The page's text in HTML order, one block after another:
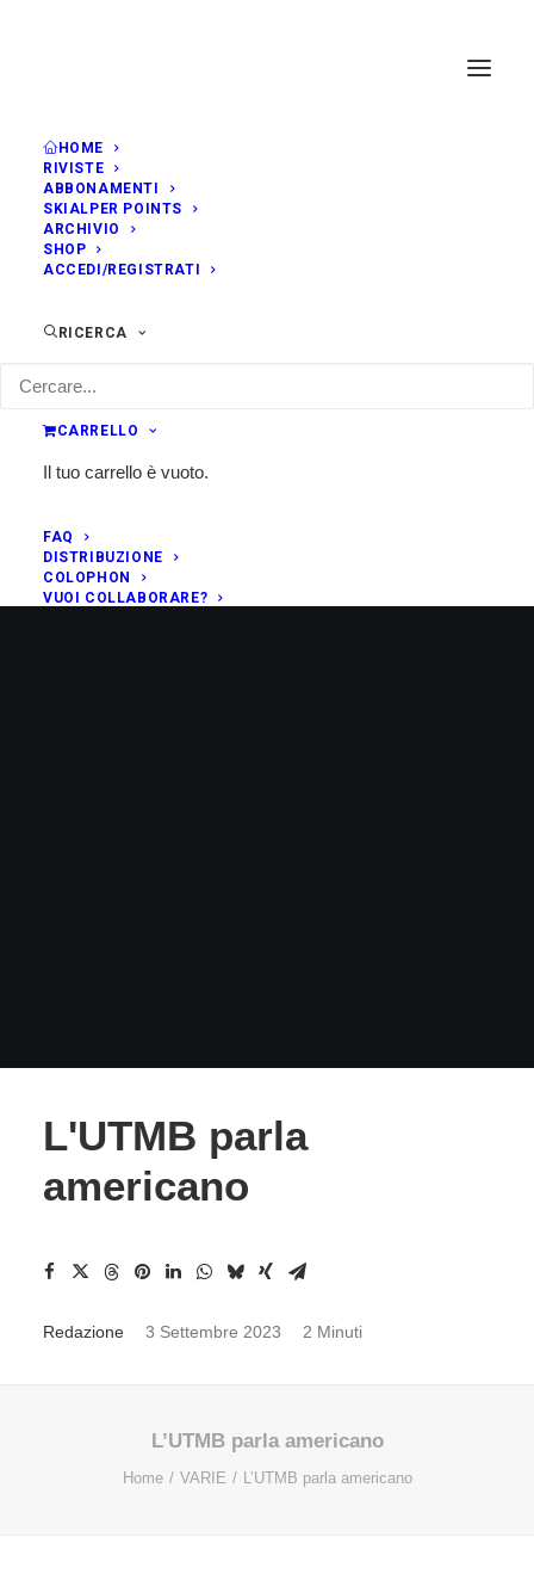
HOME
RIVISTE
ABBONAMENTI
SKIALPER POINTS
ARCHIVIO
SHOP
ACCEDI/REGISTRATI
RICERCA
CARRELLO
Il tuo carrello è vuoto.
FAQ
DISTRIBUZIONE
COLOPHON
VUOI COLLABORARE?
L'UTMB parla
americano
Redazione 3 Settembre 2023 2 Minuti
L’UTMB parla americano
Home VARIE L’UTMB parla americano